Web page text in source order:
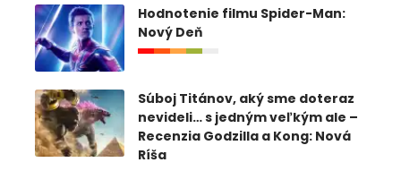
Hodnotenie filmu Spider-Man:
Nový Deň
Súboj Titánov, aký sme doteraz
nevideli… s jedným veľkým ale –
Recenzia Godzilla a Kong: Nová
Ríša